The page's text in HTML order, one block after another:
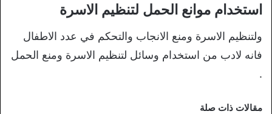
استخدام موانع الحمل لتنظيم الاسرة
ولتنظيم الاسرة ومنع الانجاب والتحكم في عدد الاطفال
فانه لادب من استخدام وسائل لتنظيم الاسرة ومنع الحمل
.
مقالات ذات صلة